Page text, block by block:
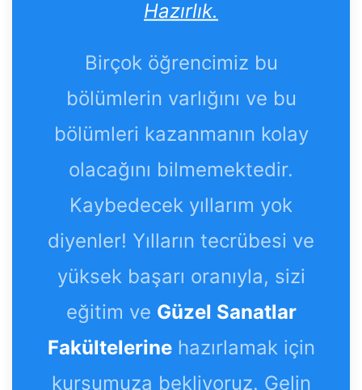
Hazırlık.
Birçok öğrencimiz bu
bölümlerin varlığını ve bu
bölümleri kazanmanın kolay
olacağını bilmemektedir.
Kaybedecek yıllarım yok
diyenler! Yılların tecrübesi ve
yüksek başarı oranıyla, sizi
eğitim ve Güzel Sanatlar
Fakültelerinehazırlamak için
kursumuza bekliyoruz. Gelin